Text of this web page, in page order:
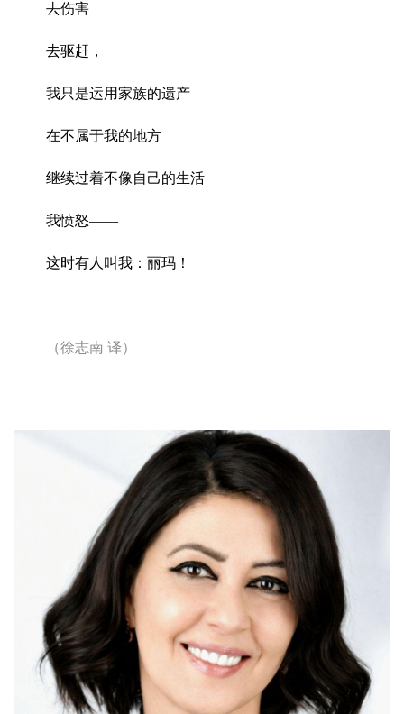
去伤害
去驱赶，
我只是运用家族的遗产
在不属于我的地方
继续过着不像自己的生活
我愤怒——
这时有人叫我：丽玛！
（徐志南 译）